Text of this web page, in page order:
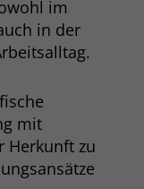
im
in der
mit
Herkunft zu
Benutzers bei
zu speichern.
dass
werden.